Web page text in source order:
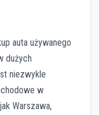
auta używanego
dużych
niezwykle
w
Warszawa,